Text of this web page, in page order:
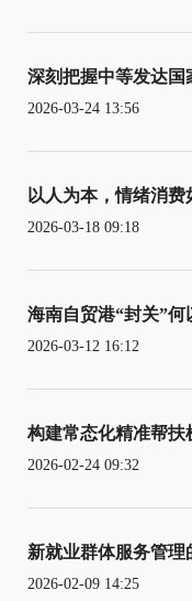
深刻把握中等发达国
2026-03-24 13:56
以人为本，情绪消
2026-03-18 09:18
海南自贸港“封关”
2026-03-12 16:12
构建常态化精准帮扶
2026-02-24 09:32
新就业群体服务管
2026-02-09 14:25